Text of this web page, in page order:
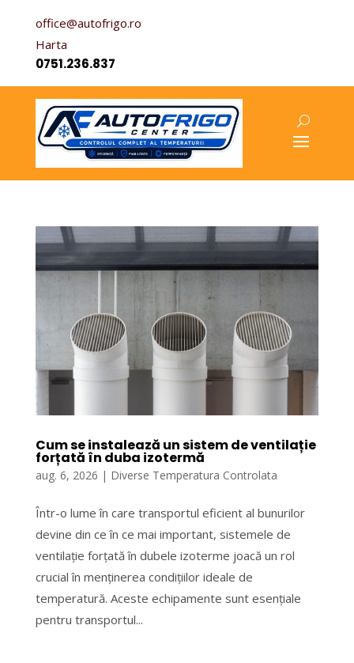
office@autofrigo.ro
Harta
0751.236.837
Cum se instalează un sistem de ventilație
forțată în duba izotermă
aug. 6, 2026 | Diverse Temperatura Controlata
Într-o lume în care transportul eficient al bunurilor
devine din ce în ce mai important, sistemele de
ventilație forțată în dubele izoterme joacă un rol
crucial în menținerea condițiilor ideale de
temperatură. Aceste echipamente sunt esențiale
pentru transportul...